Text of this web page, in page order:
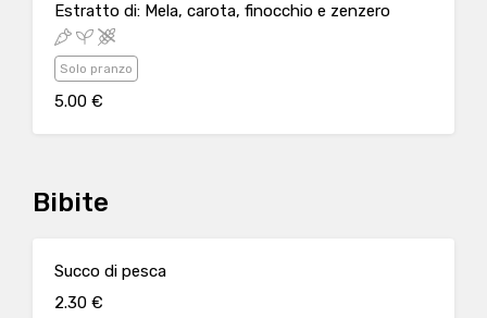
Estratto di: Mela, carota, finocchio e zenzero
Solo pranzo
5.00 €
Bibite
Succo di pesca
2.30 €